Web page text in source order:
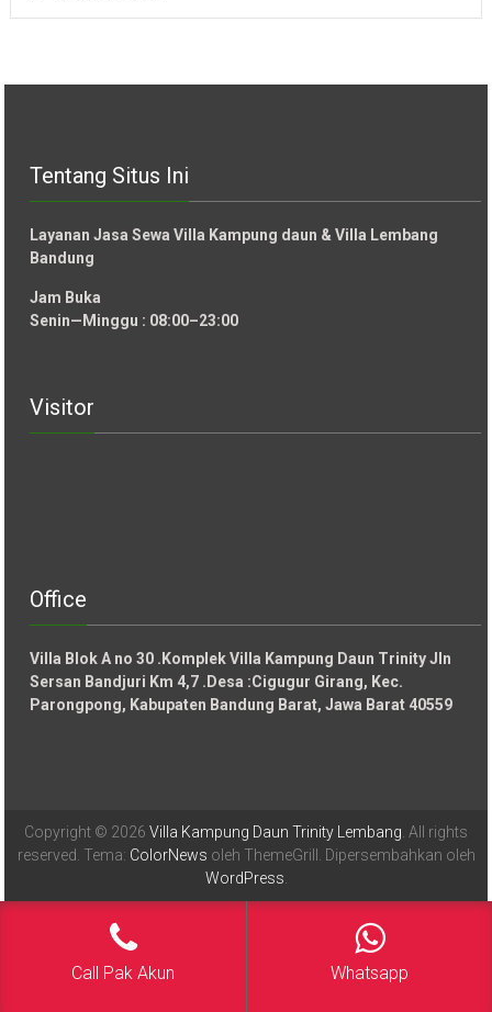
Tentang Situs Ini
Layanan Jasa Sewa Villa Kampung daun & Villa Lembang
Bandung
Jam Buka
Senin—Minggu : 08:00–23:00
Visitor
Office
Villa Blok A no 30 .Komplek Villa Kampung Daun Trinity Jln
Sersan Bandjuri Km 4,7 .Desa :Cigugur Girang, Kec.
Parongpong, Kabupaten Bandung Barat, Jawa Barat 40559
Copyright © 2026 Villa Kampung Daun Trinity Lembang. All rights
reserved. Tema: ColorNews oleh ThemeGrill. Dipersembahkan oleh
WordPress.
Call Pak Akun Whatsapp